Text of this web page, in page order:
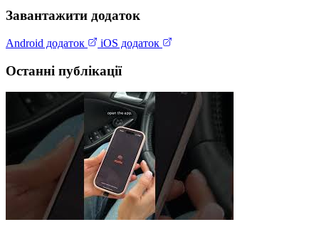
Завантажити додаток
Android додаток iOS додаток
Останні публікації